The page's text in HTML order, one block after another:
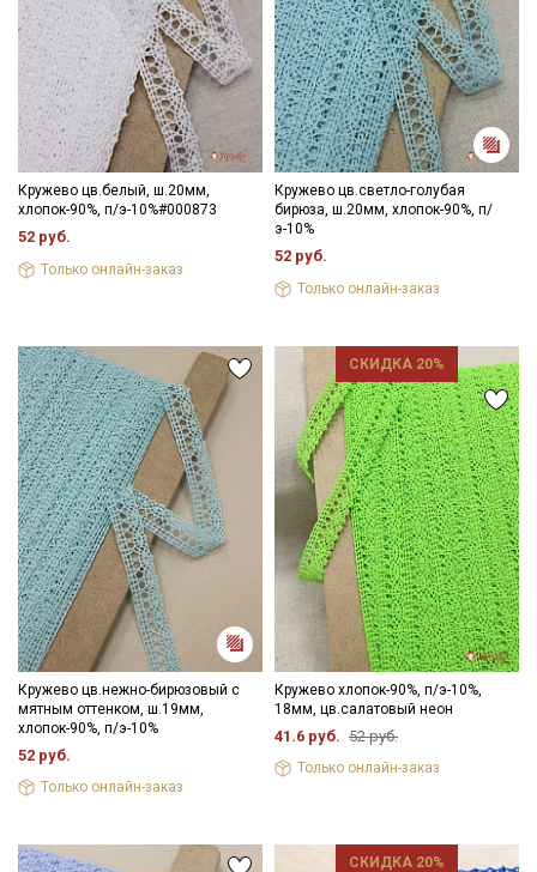
Кружево цв.белый, ш.20мм,
хлопок-90%, п/э-10%#000873
52 руб.
Только онлайн-заказ
Кружево цв.светло-голубая
бирюза, ш.20мм, хлопок-90%, п/
э-10%
52 руб.
Только онлайн-заказ
Кружево цв.нежно-бирюзовый с
мятным оттенком, ш.19мм,
хлопок-90%, п/э-10%
52 руб.
Только онлайн-заказ
СКИДКА 20%
Кружево хлопок-90%, п/э-10%,
18мм, цв.салатовый неон
41.6 руб. 52 руб.
Только онлайн-заказ
СКИДКА 20%
Секретная рассылка от Купава
промокоды и скидки до 30% на узкие
категории тканей
Электронная почта
Подписаться
Ознакомлен(а) с
Политикой обработки персональных
данных
и даюСогласие на обработку персональных
данных
ДаюСогласие на получение рекламных и
информационных рассылок